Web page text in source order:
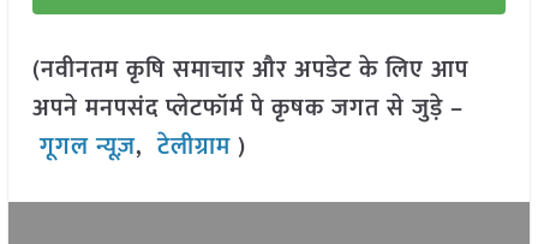
(नवीनतम कृषि समाचार और अपडेट के लिए आप
अपने मनपसंद प्लेटफॉर्म पे कृषक जगत से जुड़े –
गूगल न्यूज़,टेलीग्राम )